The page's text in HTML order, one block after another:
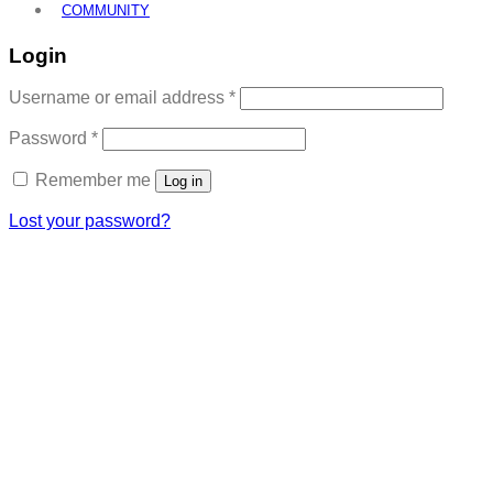
COMMUNITY
Login
Username or email address *Required
Password *Required
Remember me Log in
Lost your password?